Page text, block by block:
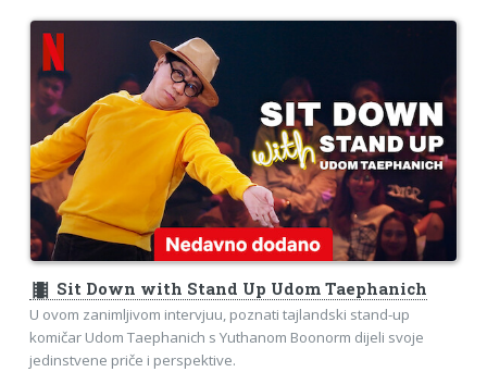
theaters Sit Down with Stand Up Udom Taephanich
U ovom zanimljivom intervjuu, poznati tajlandski stand-up
komičar Udom Taephanich s Yuthanom Boonorm dijeli svoje
jedinstvene priče i perspektive.